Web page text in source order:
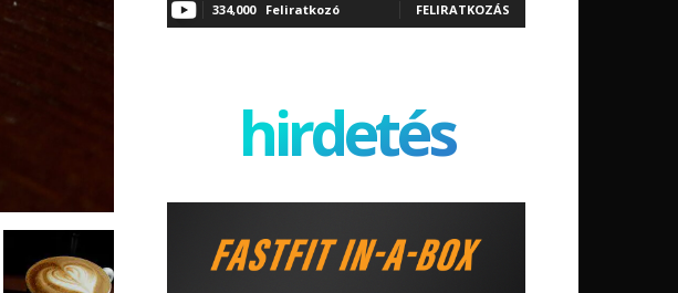
334,000 Feliratkozó FELIRATKOZÁS
hirdetés